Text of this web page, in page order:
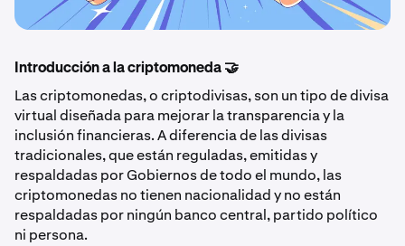
Introducción a la criptomoneda 🤝
Las criptomonedas, o criptodivisas, son un tipo de divisa
virtual diseñada para mejorar la transparencia y la
inclusión financieras. A diferencia de las divisas
tradicionales, que están reguladas, emitidas y
respaldadas por Gobiernos de todo el mundo, las
criptomonedas no tienen nacionalidad y no están
respaldadas por ningún banco central, partido político
ni persona.